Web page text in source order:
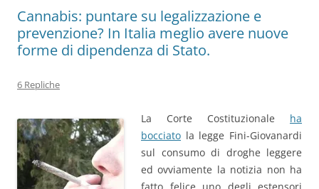
Cannabis: puntare su legalizzazione e
prevenzione? In Italia meglio avere nuove
forme di dipendenza di Stato.
6 Repliche
La Corte Costituzionale ha
bocciato la legge Fini-Giovanardi
sul consumo di droghe leggere
ed ovviamente la notizia non ha